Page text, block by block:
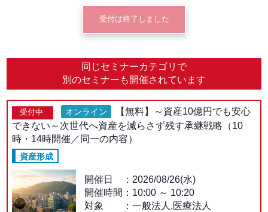
受付は終了しました
同じセミナーカテゴリで
別のセミナーも開催されています
受付中 オンライン
【無料】～資産10億円でも安心
できない～次世代へ資産を減らさず残す承継戦略（10
時・14時開催／同一の内容）
資産形成
開催日
2026/08/26(水)
開催時間： 10:00～ 10:20
対象
一般法人,医療法人